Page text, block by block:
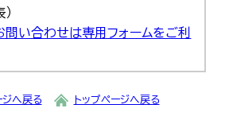
問い合わせは専用フォームをご利
へ戻る トップページへ戻る